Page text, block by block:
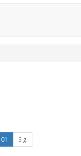
01 Sig.